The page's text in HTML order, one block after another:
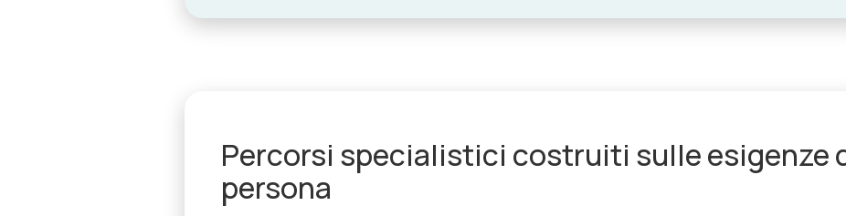
Percorsi specialistici costruiti sulle esigenze
persona